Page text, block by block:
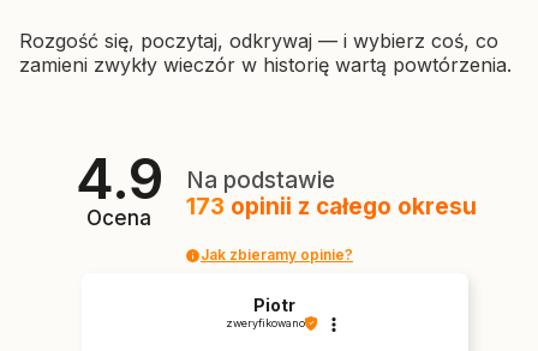
Rozgość się, poczytaj, odkrywaj — i wybierz coś, co
zamieni zwykły wieczór w historię wartą powtórzenia.
4.9
Ocena
Na podstawie
173 opinii z całego okresu
Jak zbieramy opinie?
Piotr
zweryfikowano